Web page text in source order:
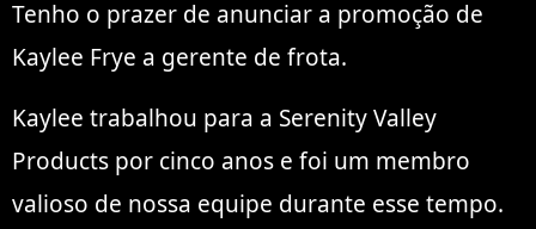
Tenho o prazer de anunciar a promoção de
Kaylee Frye a gerente de frota.
Kaylee trabalhou para a Serenity Valley
Products por cinco anos e foi um membro
valioso de nossa equipe durante esse tempo.